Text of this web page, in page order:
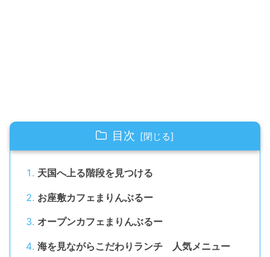
目次
天国へ上る階段を見つける
お座敷カフェまりんぶるー
オープンカフェまりんぶるー
海を見ながらこだわりランチ 人気メニュー